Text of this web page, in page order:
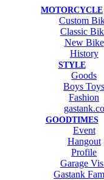
MOTORCYCLE
Custom
Classic
New Bike
History
STYLE
Goods
Boys
Fashion
gastank.co
GOODTIMES
Event
Hangout
Profile
Garage
Gastank